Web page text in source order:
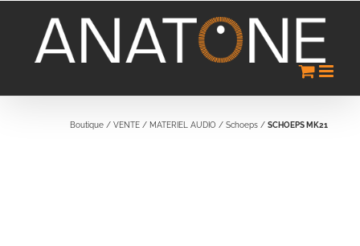
Boutique / VENTE / MATERIEL AUDIO / Schoeps / SCHOEPS MK21